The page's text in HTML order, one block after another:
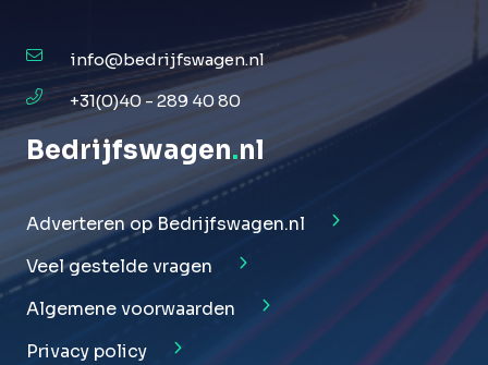
info@bedrijfswagen.nl
+31(0)40 - 289 40 80
Bedrijfswagen.nl
Adverteren op Bedrijfswagen.nl
Veel gestelde vragen
Algemene voorwaarden
Privacy policy